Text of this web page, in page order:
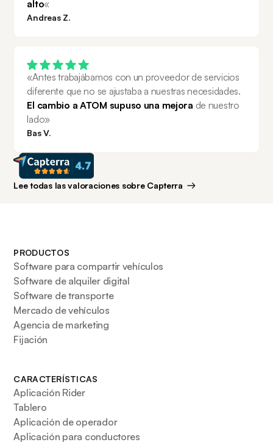
Lee todas las valoraciones sobre Capterra
alto«
Andreas Z.
«Antes trabajábamos con un proveedor de servicios
El cambio a ATOM supuso una mejora de nuestro
lado»
Bas V.
PRODUCTOS
Software para compartir vehículos
Software de alquiler digital
Software de transporte
Mercado de vehículos
Agencia de marketing
Fijación
CARACTERÍSTICAS
Aplicación Rider
Tablero
Aplicación de operador
Aplicación para conductores